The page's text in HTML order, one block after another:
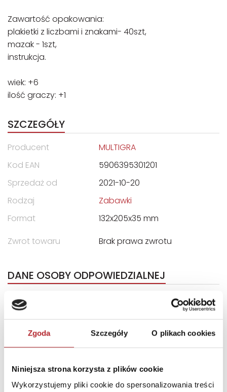
Zgoda Szczegóły O plikach cookies
Niniejsza strona korzysta z plików cookie
Wykorzystujemy pliki cookie do spersonalizowania treści
Zawartość opakowania:
plakietki z liczbami i znakami- 40szt,
mazak - 1szt,
instrukcja.
wiek: +6
ilość graczy: +1
SZCZEGÓŁY
Producent
MULTIGRA
Kod EAN
5906395301201
Sprzedaż od
2021-10-20
Rodzaj
Zabawki
Format
132x205x35 mm
Zwrot towaru
Brak prawa zwrotu
DANE OSOBY ODPOWIEDZIALNEJ
Nazwa
MULTIGRA SPÓŁKA Z
ul. Telewizyjna 13C
Miasto
Chwaszczyno